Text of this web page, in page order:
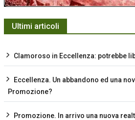
Ultimi articoli
Clamoroso in Eccellenza: potrebbe
Eccellenza. Un abbandono ed una
Promozione?
Promozione. In arrivo una nuova